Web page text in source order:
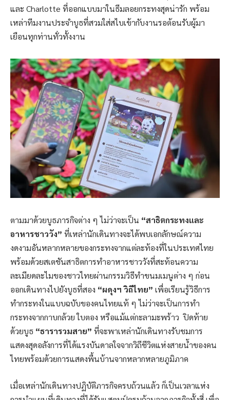
และ Charlotte ที่ออกแบบมาในธีมลอยกระทงสุดน่ารัก พร้อม
เหล่าทีมงานประจำบูธที่สวมใส่สไบเข้ากับงานรอต้อนรับผู้มา
เยือนทุกท่านทั่วทั้งงาน
ตามมาด้วยบูธภารกิจต่าง ๆ ไม่ว่าจะเป็น “สาธิตกระทงและ
อาหารชาววัง” ที่เหล่านักเดินทางจะได้พบเอกลักษณ์ความ
งดงามอันหลากหลายของกระทงจากแต่ละท้องที่ในประเทศไทย
พร้อมด้วยสเตชันสาธิตการทำอาหารชาววังที่สะท้อนความ
ละเมียดละไมของชาวไทยผ่านกรรมวิธีทำขนมเมนูต่าง ๆ ก่อน
ออกเดินทางไปยังบูธที่สอง “ผดุงฯ วิถีไทย” เพื่อเรียนรู้วิธีการ
ทำกระทงในแบบฉบับของคนไทยแท้ ๆ ไม่ว่าจะเป็นการทำ
กระทงจากกาบกล้วย ใบตอง หรือแม้แต่กะลามะพร้าว ปิดท้าย
ด้วยบูธ “ธารารวมสาย” ที่จะพาเหล่านักเดินทางรับชมการ
แสดงสุดอลังการที่ได้แรงบันดาลใจจากวิถีชีวิตแห่งสายน้ำของคน
ไทยพร้อมด้วยการแสดงพื้นบ้านจากหลากหลายภูมิภาค
เมื่อเหล่านักเดินทางปฏิบัติภารกิจครบถ้วนแล้ว ก็เป็นเวลาแห่ง